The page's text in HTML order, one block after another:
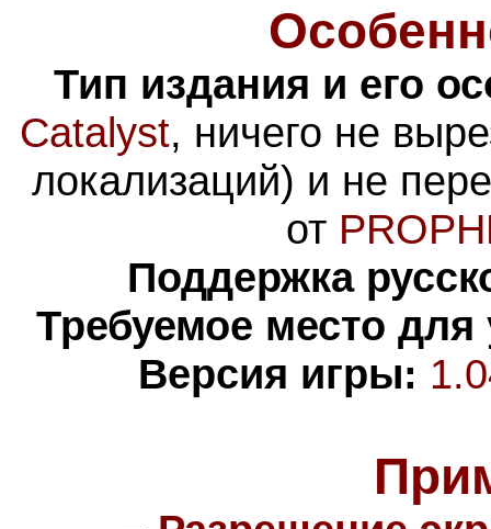
Тип издания и его
Catalyst, ничего не
локализаций) и не
от
Поддержка
Требуемое место
Версия игры: